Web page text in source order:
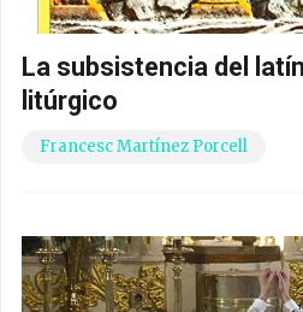
La subsistencia del
litúrgico
Francesc Martínez Porcell